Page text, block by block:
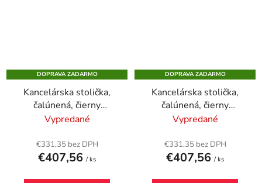
DOPRAVA ZADARMO
Kancelárska stolička,
čalúnená, čierny
podstavec, "BOSTON",
Vypredané
€331,35 bez DPH
€407,56 / ks
DOPRAVA ZADARMO
Kancelárska stolička,
čalúnená, čierny
podstavec, "BOSTON",
Vypredané
€331,35 bez DPH
€407,56 / ks